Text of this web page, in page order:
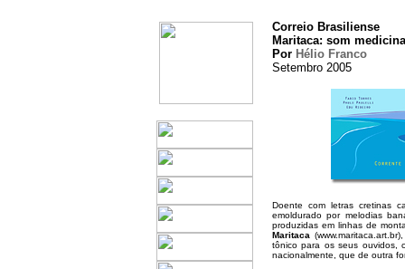
Correio Brasiliense
Maritaca: som
Por Hélio Franco
Setembro 2005
Doente com letras cretinas
emoldurado por melodias
produzidas em linhas de
Maritaca
tônico para os seus ouvidos,
nacionalmente, que de outra